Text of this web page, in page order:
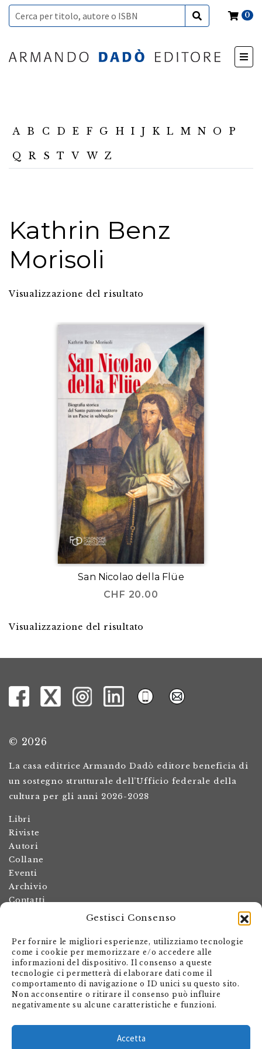
Gestisci Consenso
Per fornire le migliori esperienze, utilizziamo tecnologie
come i cookie per memorizzare e/o accedere alle
informazioni del dispositivo. Il consenso a queste
tecnologie ci permetterà di elaborare dati come il
comportamento di navigazione o ID unici su questo sito.
Non acconsentire o ritirare il consenso può influire
negativamente su alcune caratteristiche e funzioni.
Accetta
0
A B C D E F G H I J K L M N O P
Q R S T V W Z
Kathrin Benz
Morisoli
Visualizzazione del risultato
San Nicolao della Flüe
CHF 20.00
Visualizzazione del risultato
© 2026
La casa editrice Armando Dadò editore beneficia di
un sostegno strutturale dell’Ufficio federale della
cultura per gli anni 2026-2028
Libri
Riviste
Autori
Collane
Eventi
Archivio
Contatti
Termini e condizioni
Spese di spedizione
Politica dei resi
Informativa sulla privacy
Il mio account
Carrello
Via Giovanni Antonio Orelli 29